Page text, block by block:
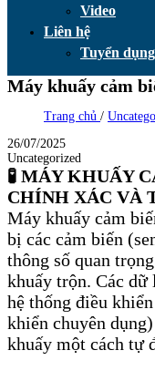
Video
Liên hệ
Tuyển dụng
Máy khuấy cảm
Trang chủ /
26/07/2025
Uncategorized
🧪 MÁY KHUẤY
CHÍNH XÁC VÀ
Máy khuấy cảm
bị các cảm biến
thông số quan
khuấy trộn. Các
hệ thống điều
khiển chuyên
khuấy một cách tự